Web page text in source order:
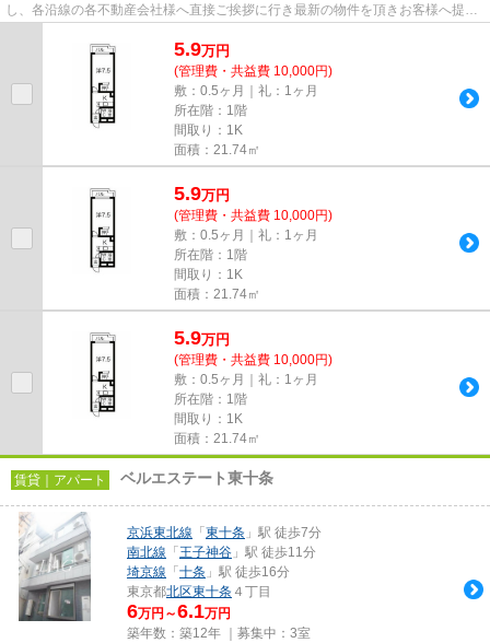
し、各沿線の各不動産会社様へ直接ご挨拶に行き最新の物件を頂きお客様へ提供
5.9万円
(管理費・共益費 10,000円)
敷：0.5ヶ月｜礼：1ヶ月
所在階：1階
間取り：1K
面積：21.74㎡
5.9万円
(管理費・共益費 10,000円)
敷：0.5ヶ月｜礼：1ヶ月
所在階：1階
間取り：1K
面積：21.74㎡
5.9万円
(管理費・共益費 10,000円)
敷：0.5ヶ月｜礼：1ヶ月
所在階：1階
間取り：1K
面積：21.74㎡
賃貸｜アパート ベルエステート東十条
京浜東北線 「 東十条 」駅 徒歩7分
南北線 「 王子神谷 」駅 徒歩11分
埼京線 「 十条 」駅 徒歩16分
東京都北区東十条 ４丁目
6万円～6.1万円
築年数：築12年 ｜募集中： 3室